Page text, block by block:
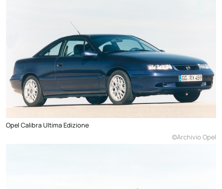
Opel Calibra Ultima Edizione
©Archivio Opel